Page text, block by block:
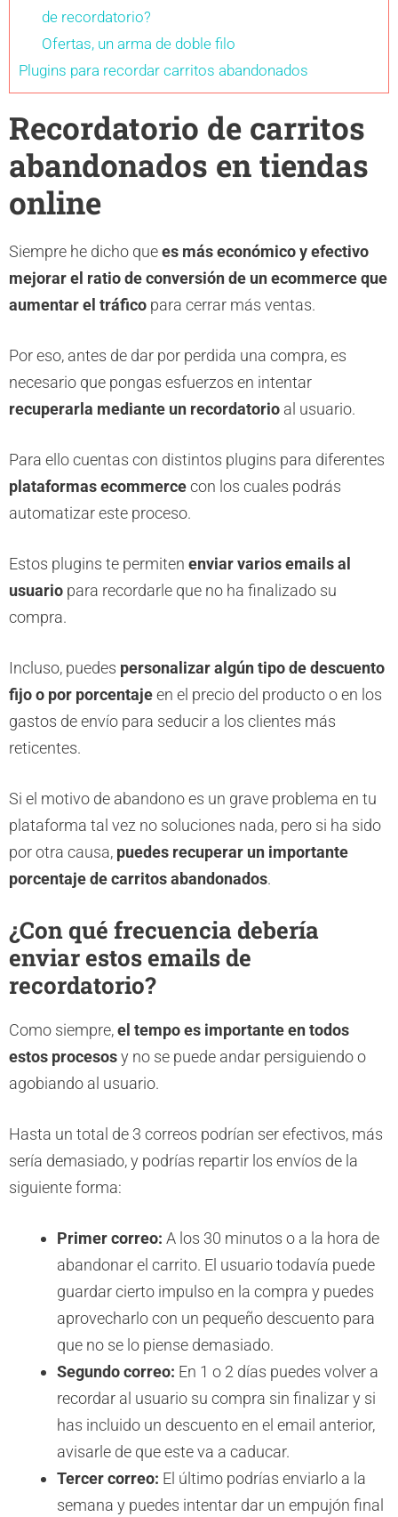
de recordatorio?
Ofertas, un arma de doble filo
Plugins para recordar carritos abandonados
Recordatorio de carritos
abandonados en tiendas
online
Siempre he dicho quees más económico y efectivo
mejorar el ratio de conversión de un ecommerce que
aumentar el tráfico para cerrar más ventas.
Por eso, antes de dar por perdida una compra, es
necesario que pongas esfuerzos en intentar
recuperarla mediante un recordatorio al usuario.
Para ello cuentas con distintos plugins para diferentes
plataformas ecommercecon los cuales podrás
automatizar este proceso.
Estos plugins te permiten enviar varios emails al
usuario para recordarle que no ha finalizado su
compra.
Incluso, puedes personalizar algún tipo de descuento
fijo o por porcentajeen el precio del producto o en los
gastos de envío para seducir a los clientes más
reticentes.
Si el motivo de abandono es un grave problema en tu
plataforma tal vez no soluciones nada, pero si ha sido
por otra causa, puedes recuperar un importante
porcentaje de carritos abandonados.
¿Con qué frecuencia debería
enviar estos emails de
recordatorio?
Como siempre,el tempo es importante en todos
estos procesosy no se puede andar persiguiendo o
agobiando al usuario.
Hasta un total de 3 correos podrían ser efectivos, más
sería demasiado, y podrías repartir los envíos de la
siguiente forma:
Primer correo: A los 30 minutos o a la hora de
abandonar el carrito. El usuario todavía puede
guardar cierto impulso en la compra y puedes
aprovecharlo con un pequeño descuento para
que no se lo piense demasiado.
Segundo correo: En 1 o 2 días puedes volver a
recordar al usuario su compra sin finalizar y si
has incluido un descuento en el email anterior,
avisarle de que este va a caducar.
Tercer correo: El último podrías enviarlo a la
semana y puedes intentar dar un empujón final